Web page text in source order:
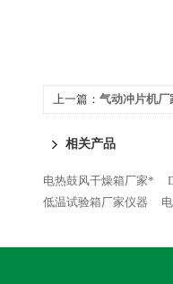
上一篇： 气动冲片机厂
相关产品
电热鼓风干燥箱厂家*
低温试验箱厂家仪器